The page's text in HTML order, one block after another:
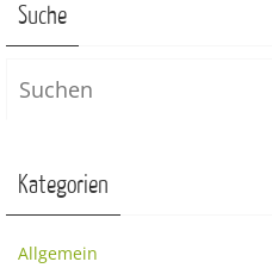
Suche
Kategorien
Allgemein